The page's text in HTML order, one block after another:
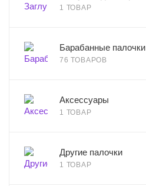
1 ТОВАР
Барабанные палочки
76 ТОВАРОВ
Аксессуары
1 ТОВАР
Другие палочки
1 ТОВАР